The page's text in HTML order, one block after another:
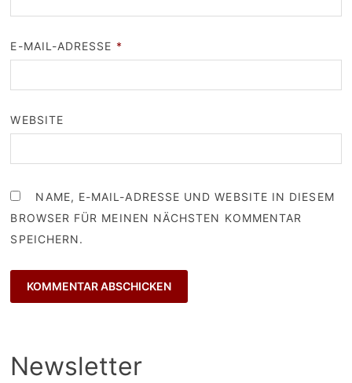
E-MAIL-ADRESSE *
WEBSITE
NAME, E-MAIL-ADRESSE UND WEBSITE IN DIESEM
BROWSER FÜR MEINEN NÄCHSTEN KOMMENTAR
SPEICHERN.
Newsletter